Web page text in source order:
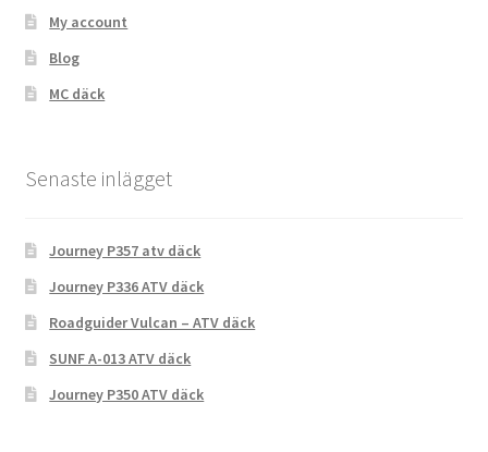
My account
Blog
MC däck
Senaste inlägget
Journey P357 atv däck
Journey P336 ATV däck
Roadguider Vulcan – ATV däck
SUNF A-013 ATV däck
Journey P350 ATV däck